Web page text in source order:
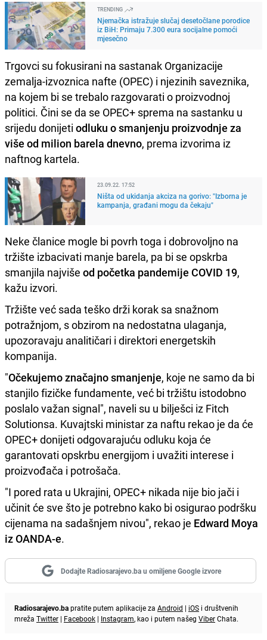
TRENDING
Njemačka istražuje slučaj desetočlane porodice
iz BiH: Primaju 7.300 eura socijalne pomoći
mjesečno
Trgovci su fokusirani na sastanak Organizacije
zemalja-izvoznica nafte (OPEC) i njezinih saveznika,
na kojem bi se trebalo razgovarati o proizvodnoj
politici. Čini se da se OPEC+ sprema na sastanku u
srijedu donijeti odluku o smanjenju proizvodnje za
više od milion barela dnevno, prema izvorima iz
naftnog kartela.
23.09.22. 17:52
Ništa od ukidanja akciza na gorivo: "Izborna je
kampanja, građani mogu da čekaju"
Neke članice mogle bi povrh toga i dobrovoljno na
tržište izbacivati manje barela, pa bi se opskrba
smanjila najviše od početka pandemije COVID 19,
kažu izvori.
Tržište već sada teško drži korak sa snažnom
potražnjom, s obzirom na nedostatna ulaganja,
upozoravaju analitičari i direktori energetskih
kompanija.
"Očekujemo značajno smanjenje, koje ne samo da bi
stanjilo fizičke fundamente, već bi tržištu istodobno
poslalo važan signal", naveli su u bilješci iz Fitch
Solutionsa. Kuvajtski ministar za naftu rekao je da će
OPEC+ donijeti odgovarajuću odluku koja će
garantovati opskrbu energijom i uvažiti interese i
proizvođača i potrošača.
"I pored rata u Ukrajini, OPEC+ nikada nije bio jači i
učinit će sve što je potrebno kako bi osigurao podršku
cijenama na sadašnjem nivou", rekao je Edward Moya
iz OANDA-e.
Dodajte Radiosarajevo.ba u omiljene Google izvore
Radiosarajevo.bapratite putem aplikacije za Android | iOS i društvenih
mreža Twitter | Facebook | Instagram, kao i putem našeg ViberChata.